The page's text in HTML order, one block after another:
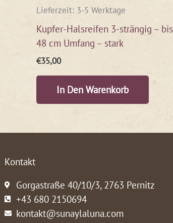
Lieferzeit: 3-5 Werktage
Kupfer-Halsreifen 3-strängig – bis
48 cm Umfang – stark
€35,00
In Den Warenkorb
Kontakt
Gorgastraße 40/10/3, 2763 Pernitz
+43 680 2150694
kontakt@sunaylaluna.com